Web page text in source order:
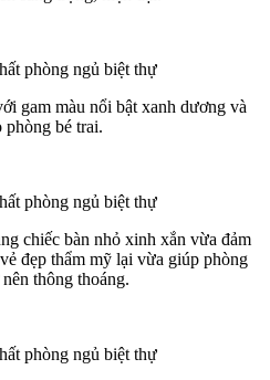
gam màu nổi bật xanh dương và
phòng bé trai.
chiếc bàn nhỏ xinh xắn vừa đảm
đẹp thẩm mỹ lại vừa giúp phòng
thông thoáng.